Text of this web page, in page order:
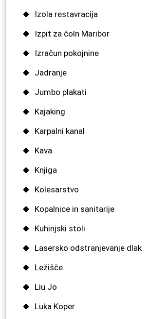
Izola restavracija
Izpit za čoln Maribor
Izračun pokojnine
Jadranje
Jumbo plakati
Kajaking
Karpalni kanal
Kava
Knjiga
Kolesarstvo
Kopalnice in sanitarije
Kuhinjski stoli
Lasersko odstranjevanje dlak
Ležišče
Liu Jo
Luka Koper